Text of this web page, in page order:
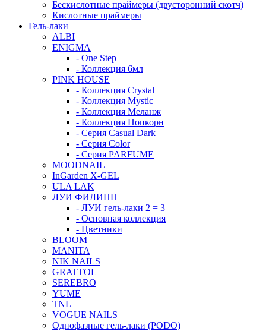
Бескислотные праймеры (двусторонний скотч)
Кислотные праймеры
Гель-лаки
ALBI
ENIGMA
- One Step
- Коллекция 6мл
PINK HOUSE
- Коллекция Crystal
- Коллекция Mystic
- Коллекция Меланж
- Коллекция Попкорн
- Серия Casual Dark
- Серия Color
- Серия PARFUME
MOODNAIL
InGarden X-GEL
ULA LAK
ЛУИ ФИЛИПП
- ЛУИ гель-лаки 2 = 3
- Основная коллекция
- Цветники
BLOOM
MANITA
NIK NAILS
GRATTOL
SEREBRO
YUME
TNL
VOGUE NAILS
Однофазные гель-лаки (PODO)